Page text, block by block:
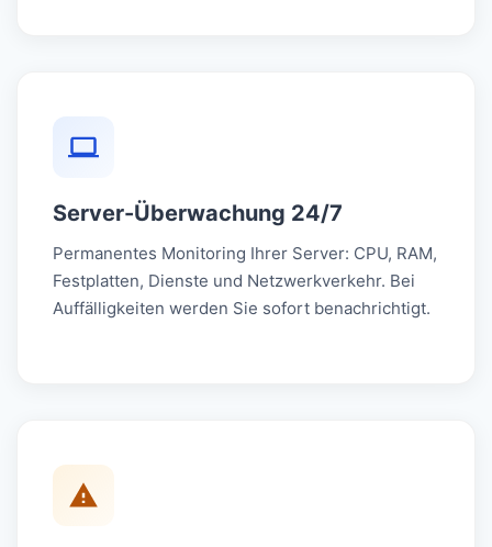
Server-Überwachung 24/7
Permanentes Monitoring Ihrer Server: CPU, RAM,
Festplatten, Dienste und Netzwerkverkehr. Bei
Auffälligkeiten werden Sie sofort benachrichtigt.